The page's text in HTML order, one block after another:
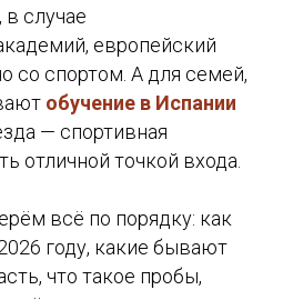
случае
европейский
со спортом. А для семей,
обучение в Испании
— спортивная
отличной точкой входа.
всё по порядку: как
году, какие бывают
что такое пробы,